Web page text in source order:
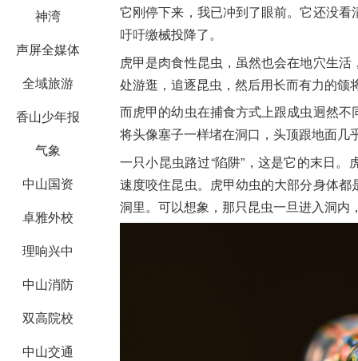
神湾
声屏全媒体
全域旅游
香山少年报
气象
中山国资
卓雅外校
理响兴中
中山消防
双高院校
中山交通
它刚停下来，我已冲到了眼前。它还没
吁吁缴械投降了。
虎甲是肉食性昆虫，虽然也会在地穴生
处游逛，追逐昆虫，然后用长而有力的颌
而虎甲的幼虫在捕食方式上跟成虫迥然
将头像塞子一样堵在洞口，头顶跟地面
一只小昆虫路过“陷阱”，这是它的末日
速度咬住昆虫。虎甲幼虫的大部分身体
洞里。可以想象，那只昆虫一旦进入洞